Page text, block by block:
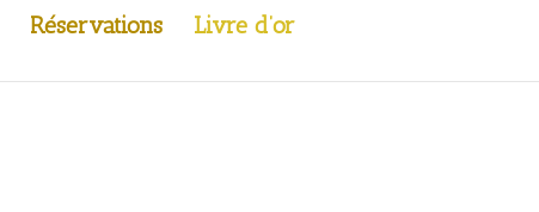
Réservations Livre d’or